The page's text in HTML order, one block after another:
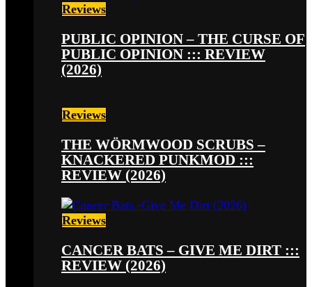
Reviews
PUBLIC OPINION – THE CURSE OF
PUBLIC OPINION ::: REVIEW
(2026)
Reviews
THE WÖRMWOOD SCRUBS –
KNACKERED PUNKMOD :::
REVIEW (2026)
Reviews
CANCER BATS – GIVE ME DIRT :::
REVIEW (2026)